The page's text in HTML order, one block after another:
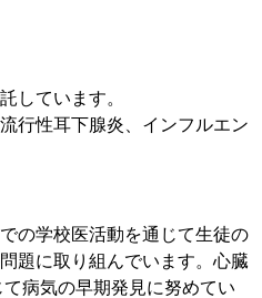
しています。
行性耳下腺炎、インフルエン
の学校医活動を通じて生徒の
題に取り組んでいます。心臓
病気の早期発見に努めてい